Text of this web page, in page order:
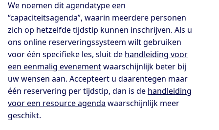
We noemen dit agendatype een
“capaciteitsagenda”, waarin meerdere personen
zich op hetzelfde tijdstip kunnen inschrijven. Als u
ons online reserveringssysteem wilt gebruiken
voor één specifieke les, sluit de handleiding voor
een eenmalig evenementwaarschijnlijk beter bij
uw wensen aan. Accepteert u daarentegen maar
één reservering per tijdstip, dan is de handleiding
voor een resource agenda waarschijnlijk meer
geschikt.